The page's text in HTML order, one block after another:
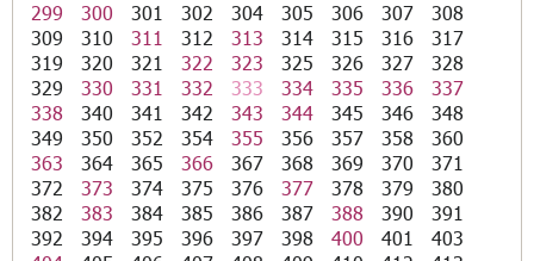
299
300 301 302 304 305 306 307
308
309
310 311 312 313 314 315 316
317
319
320 321 322 323 325 326 327
328
329
330 331 332 333 334 335 336
337
338
340 341 342 343 344 345 346
348
349
350 352 354 355 356 357 358
360
363
364 365 366 367 368 369 370
371
372
373 374 375 376 377 378 379
380
382
383 384 385 386 387 388 390
391
392
394 395 396 397 398 400 401
403